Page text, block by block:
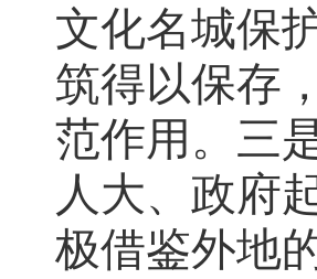
文化名城保
筑得以保存
范作用。三
人大、政府
极借鉴外地